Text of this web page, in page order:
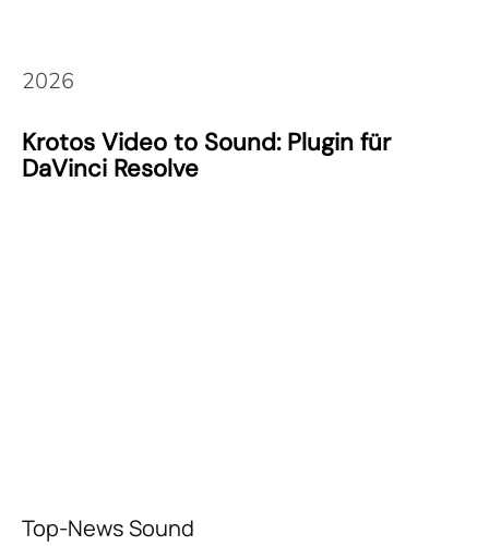
2026
Krotos Video to Sound: Plugin für
DaVinci Resolve
Top-News Sound